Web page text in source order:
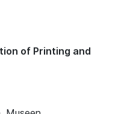
of Printing and